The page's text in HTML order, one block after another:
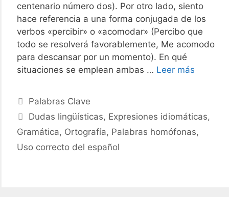
centenario número dos). Por otro lado, siento
hace referencia a una forma conjugada de los
verbos «percibir» o «acomodar» (Percibo que
todo se resolverá favorablemente, Me acomodo
para descansar por un momento). En qué
situaciones se emplean ambas … Leer más
Categories
Palabras Clave
Tags
Dudas lingüísticas, Expresiones idiomáticas,
Gramática, Ortografía, Palabras homófonas,
Uso correcto del español